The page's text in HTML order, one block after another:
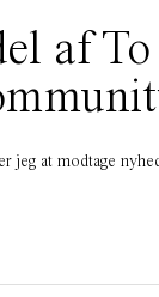
af To
jeg at modtage